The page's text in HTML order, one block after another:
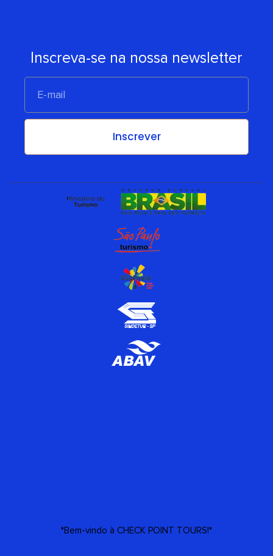
Inscreva-se na nossa newsletter
E-
mail
Inscrever
*Bem-vindo à CHECK POINT TOURS!*